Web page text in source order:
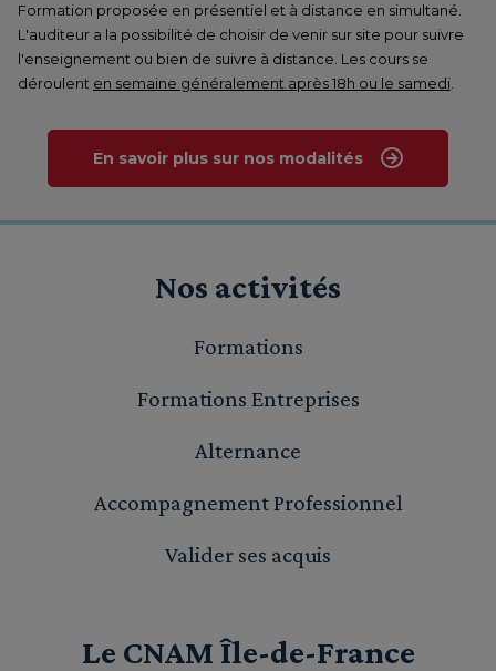
Formation proposée en présentiel et à distance en simultané.
L'auditeur a la possibilité de choisir de venir sur site pour suivre
l'enseignement ou bien de suivre à distance. Les cours se
déroulent en semaine généralement après 18h ou le samedi
En savoir plus sur nos modalités
Nos activités
Formations
Formations Entreprises
Alternance
Accompagnement Professionnel
Valider ses acquis
Le CNAM Île-de-France